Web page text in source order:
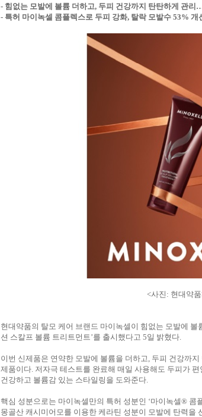
- 힘없는 모발에 볼륨 더하고, 두피 건강까지 탄탄하게 관
- 특허 마이녹셀 콤플렉스로 두피 강화, 탈락 모발수 53% 개
<사진: 현대약
현대약품의 탈모 케어 브랜드 마이녹셀이 힘없는 모발에 볼
션 스칼프 볼륨 트리트먼트’를 출시했다고 5일 밝혔다.
이번 신제품은 연약한 모발에 볼륨을 더하고, 두피 건강까
제품이다. 저자극 테스트를 완료해 매일 사용해도 두피가
건강하고 볼륨감 있는 스타일링을 도와준다.
핵심 성분으로는 마이녹셀만의 특허 성분인 ‘마이녹셀® 콤
몽골산 캐시미어모를 이용한 케라틴 성분이 모발에 탄력을